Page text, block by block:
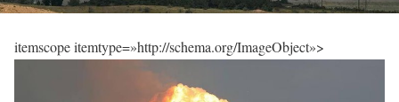
itemscope itemtype=»http://schema.org/ImageObject»>